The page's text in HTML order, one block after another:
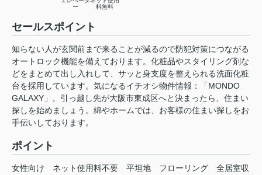
ー
料無料
セールスポイント
知らない人が玄関前まで来ることが減るので防犯対策につながる
オートロック機能を備えております。化粧品やスタイリング剤な
どをまとめて出し入れして、サッと身支度を整えられる洗面化粧
台を採用しています。気になるイチオシ物件情報：「MONDO
GALAXY」。引っ越し先が大阪市東成区へと決まったら、住まい
探しを始めましょう。綿やホームでは、お客様の住まい探しをお
手伝いしております。
ポイント
女性向け ネット使用料不要 平坦地 フローリング
全居室収